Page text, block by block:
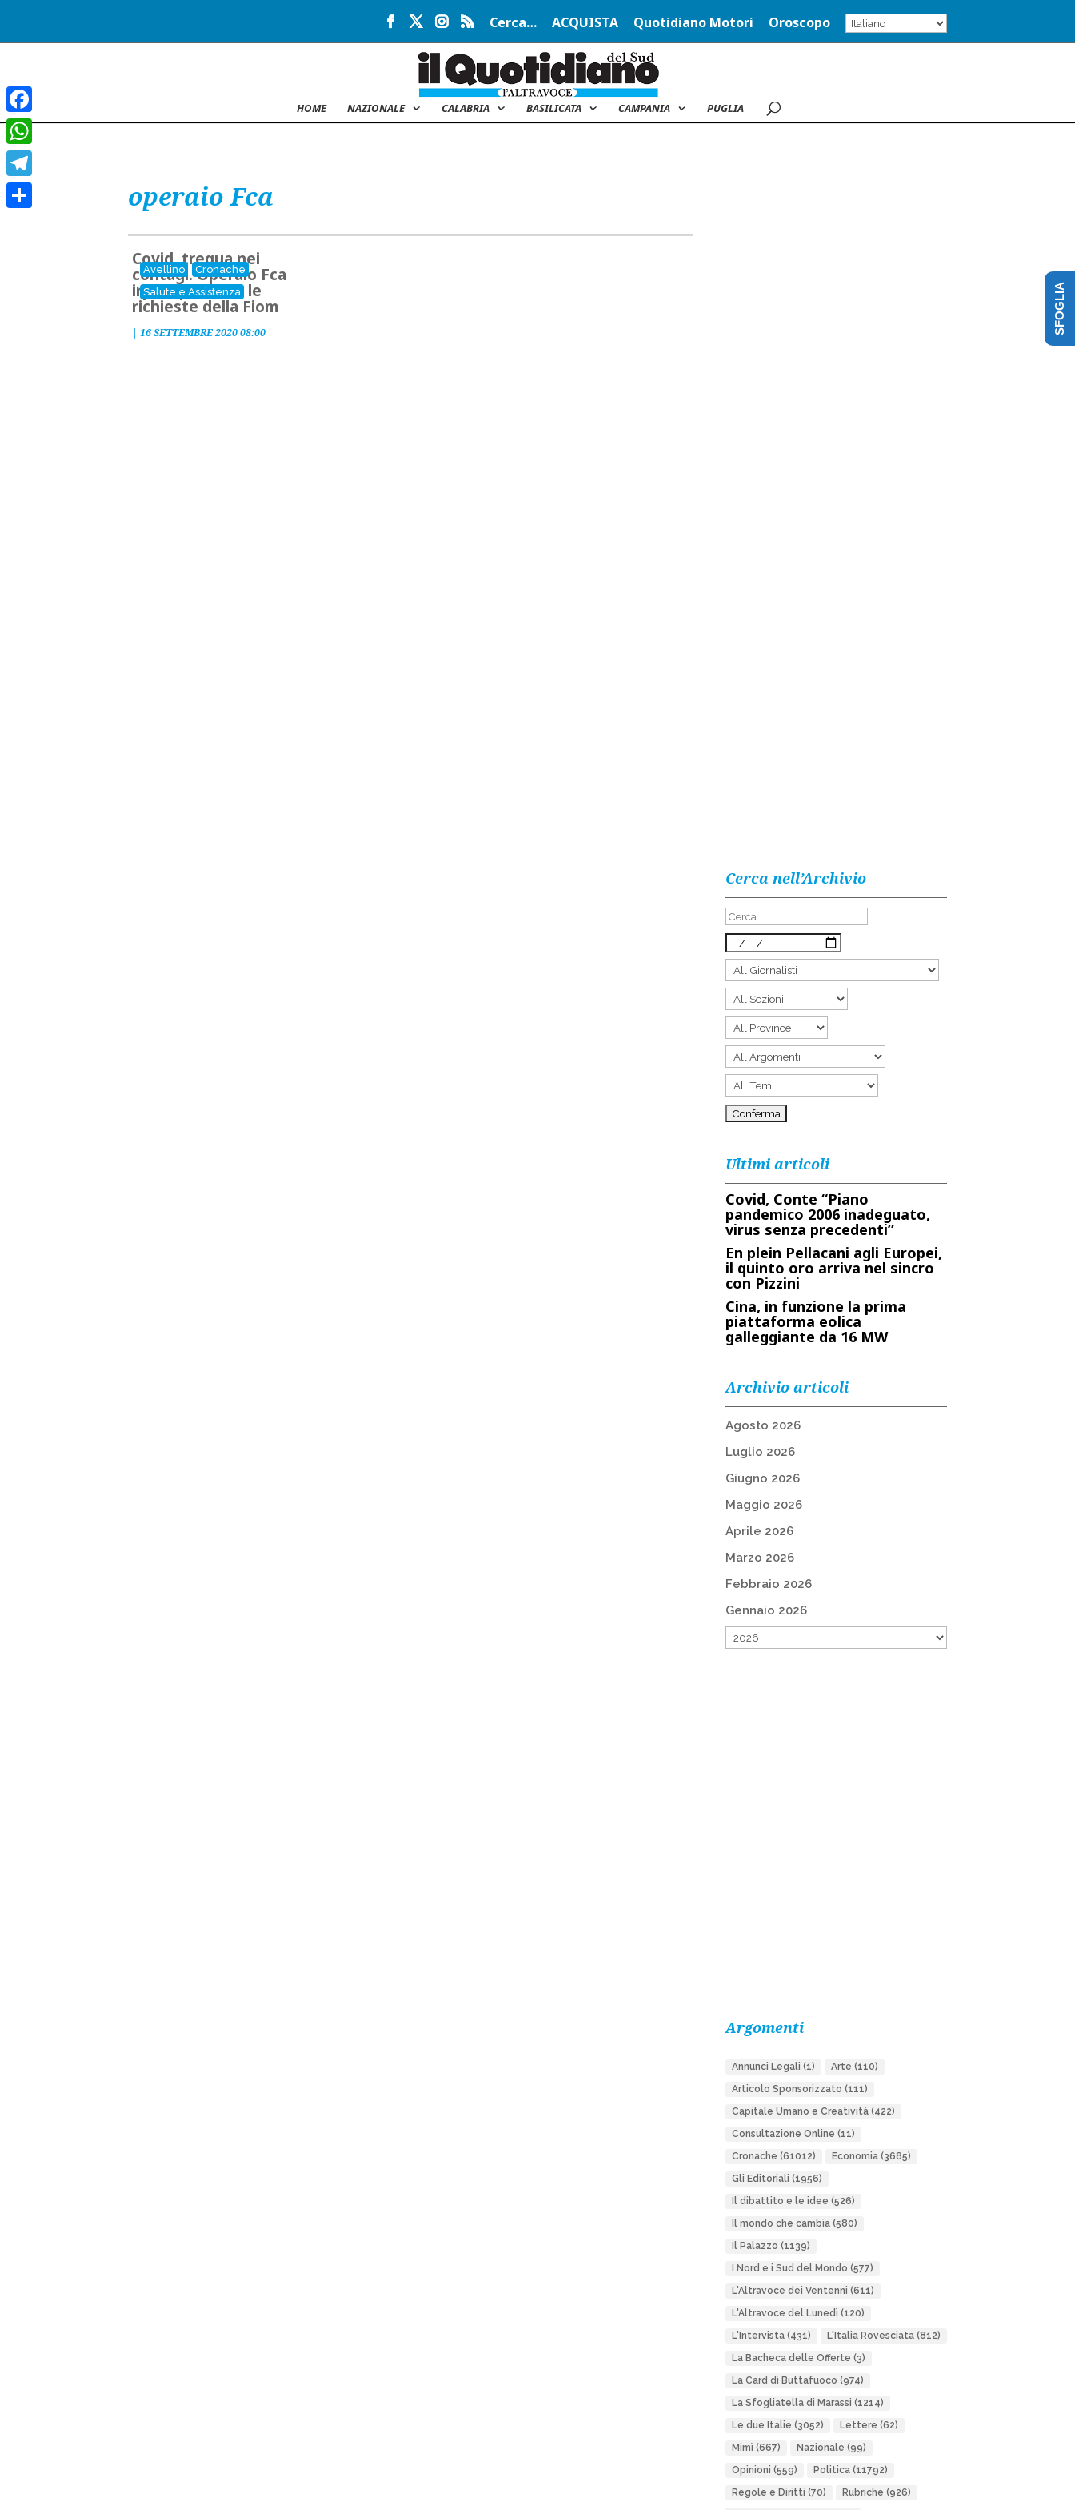
Cerca… ACQUISTA Quotidiano Motori Oroscopo
HOME NAZIONALE CALABRIA BASILICATA CAMPANIA PUGLIA
operaio Fca
Avellino
Cronache
Salute e Assistenza
Covid, tregua nei
contagi. Operaio Fca
irpino positivo, le
richieste della Fiom
| 16 SETTEMBRE 2020 08:00
Cerca nell’Archivio
Ultimi articoli
Covid, Conte “Piano
pandemico 2006 inadeguato,
virus senza precedenti”
En plein Pellacani agli Europei,
il quinto oro arriva nel sincro
con Pizzini
Cina, in funzione la prima
piattaforma eolica
galleggiante da 16 MW
Archivio articoli
Agosto 2026
Luglio 2026
Giugno 2026
Maggio 2026
Aprile 2026
Marzo 2026
Febbraio 2026
Gennaio 2026
Argomenti
Annunci Legali (1) Arte (110)
Articolo Sponsorizzato (111)
Capitale Umano e Creatività(422)
Consultazione Online (11)
Cronache (61012) Economia(3685)
Gli Editoriali (1956)
Il dibattito e le idee (526)
Il mondo che cambia(580)
Il Palazzo (1139)
I Nord e i Sud del Mondo (577)
L'Altravoce dei Ventenni (611)
L'Altravoce del Lunedì (120)
L'Intervista(431) L'Italia Rovesciata(812)
La Bacheca delle Offerte (3)
La Card di Buttafuoco (974)
La Sfogliatella di Marassi (1214)
Le due Italie (3052) Lettere (62)
Mimì (667) Nazionale (99)
Opinioni (559) Politica(11792)
Regole e Diritti (70) Rubriche (926)
Facebook
WhatsApp
Telegram
SFOGLIA